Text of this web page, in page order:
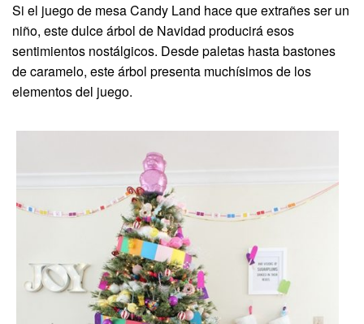
Si el juego de mesa Candy Land hace que extrañes ser un
niño, este dulce árbol de Navidad producirá esos
sentimientos nostálgicos. Desde paletas hasta bastones
de caramelo, este árbol presenta muchísimos de los
elementos del juego.